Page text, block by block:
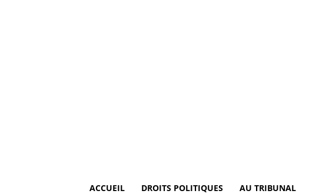
ACCUEIL DROITS POLITIQUES AU TRIBUNAL